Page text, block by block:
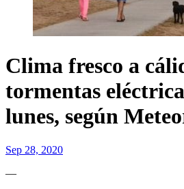
Clima fresco a
tormentas
lunes, según
Sep 28, 2020
—